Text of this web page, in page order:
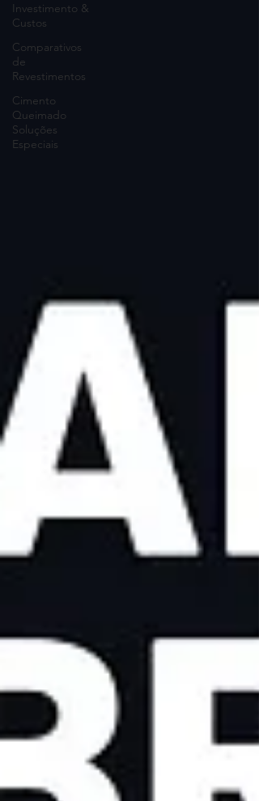
Investimento &
Custos
Comparativos
de
Revestimentos
Cimento
Queimado
Soluções
Especiais